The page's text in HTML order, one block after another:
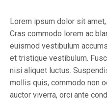
Lorem ipsum dolor sit
Cras commodo lorem ac
euismod vestibulum
et tristique vestibulum.
nisi aliquet luctus.
mollis quis, commodo non
auctor viverra, orci ante